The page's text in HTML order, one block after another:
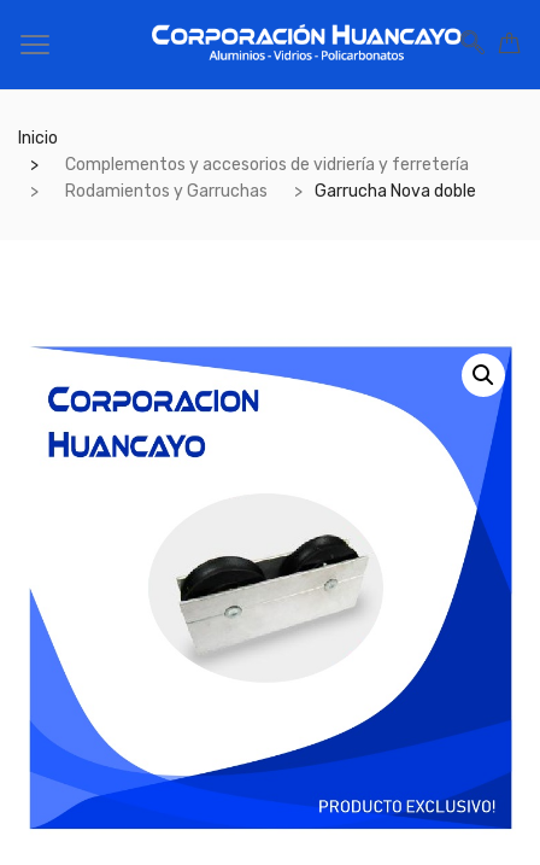
Inicio
Complementos y accesorios de vidriería y ferretería
Rodamientos y Garruchas
Garrucha Nova doble